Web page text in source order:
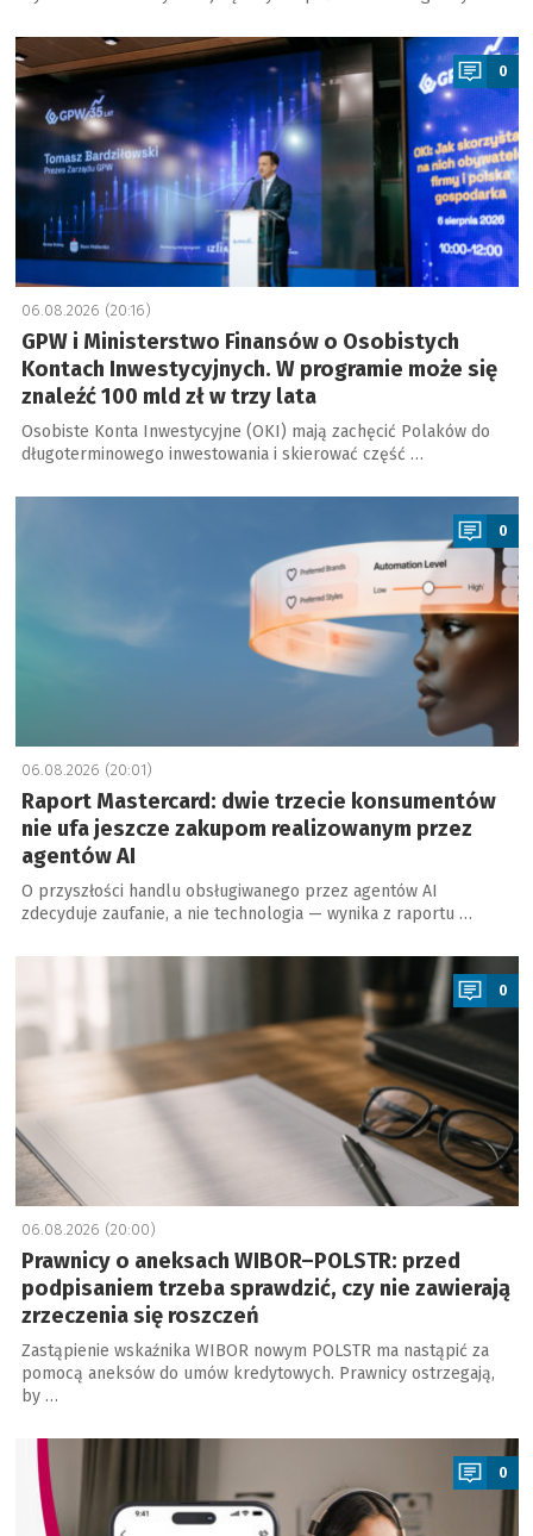
a
0
06.08.2026 (20:16)
GPW i Ministerstwo Finansów o Osobistych
Kontach Inwestycyjnych. W programie może się
znaleźć 100 mld zł w trzy lata
Osobiste Konta Inwestycyjne (OKI) mają zachęcić Polaków do
długoterminowego inwestowania i skierować część …
a
0
06.08.2026 (20:01)
Raport Mastercard: dwie trzecie konsumentów
nie ufa jeszcze zakupom realizowanym przez
agentów AI
O przyszłości handlu obsługiwanego przez agentów AI
zdecyduje zaufanie, a nie technologia — wynika z raportu …
a
0
06.08.2026 (20:00)
Prawnicy o aneksach WIBOR–POLSTR: przed
podpisaniem trzeba sprawdzić, czy nie zawierają
zrzeczenia się roszczeń
Zastąpienie wskaźnika WIBOR nowym POLSTR ma nastąpić za
pomocą aneksów do umów kredytowych. Prawnicy ostrzegają,
by …
0